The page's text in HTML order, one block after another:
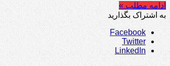
ادامه مطلب »
به اشتراک بگذارید
Facebook
Twitter
LinkedIn